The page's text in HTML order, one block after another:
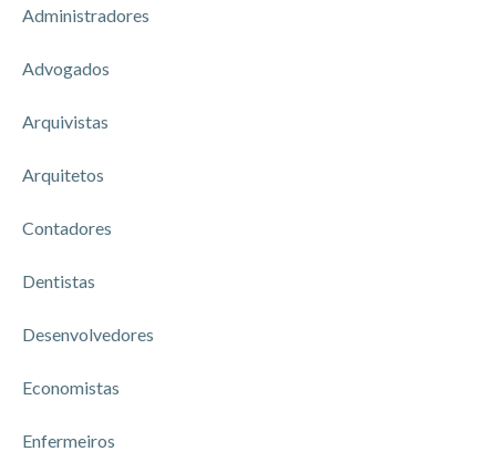
Administradores
Advogados
Arquivistas
Arquitetos
Contadores
Dentistas
Desenvolvedores
Economistas
Enfermeiros